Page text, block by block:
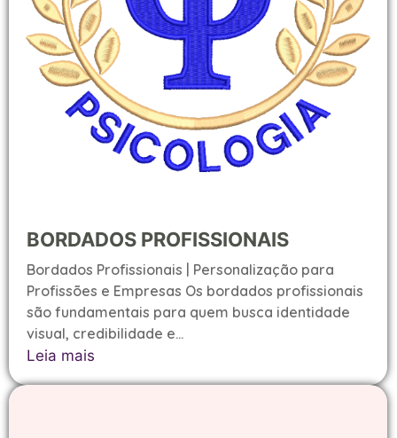
BORDADOS PROFISSIONAIS
Bordados Profissionais | Personalização para
Profissões e Empresas Os bordados profissionais
são fundamentais para quem busca identidade
visual, credibilidade e...
Leia mais